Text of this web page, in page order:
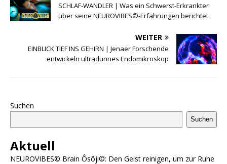
SCHLAF-WANDLER | Was ein Schwerst-Erkrankter
über seine NEUROVIBES©-Erfahrungen berichtet
WEITER
EINBLICK TIEF INS GEHIRN | Jenaer Forschende
entwickeln ultradünnes Endomikroskop
Suchen
Suchen
Aktuell
NEUROVIBES© Brain Ôsôji©: Den Geist reinigen, um zur Ruhe